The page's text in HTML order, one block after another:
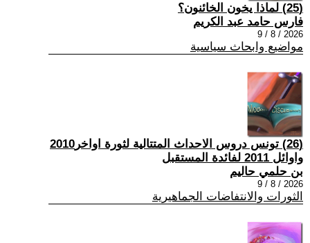
(25) لماذا يخون الخائنون؟
فارس حامد عبد الكريم
2026 / 8 / 9
مواضيع وابحاث سياسية
(26) تونس دروس الاحداث المتتالية لثورة اواخر2010
واوائل 2011 لفائدة المستقبل
بن حلمي حاليم
2026 / 8 / 9
الثورات والانتفاضات الجماهيرية